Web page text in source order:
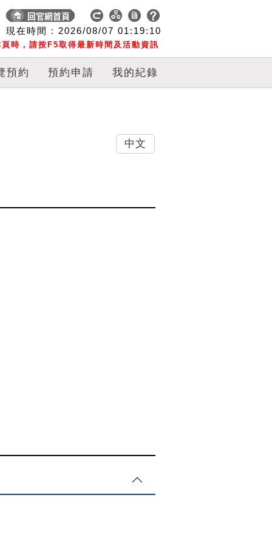
現在時間 : 2026/08/07 01:19:11
時，請按F5取得最新時間及活動資訊
預約 預約申請 我的紀錄